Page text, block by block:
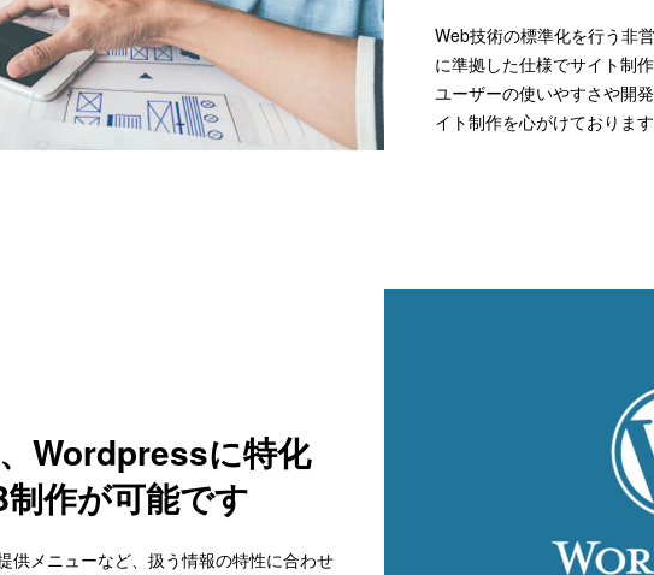
Web技術の標準化を行う非
に準拠した仕様でサイト制
ユーザーの使いやすさや開
イト制作を心がけておりま
Wordpressに特化
作が可能です
供メニューなど、扱う情報の特性に合わせ